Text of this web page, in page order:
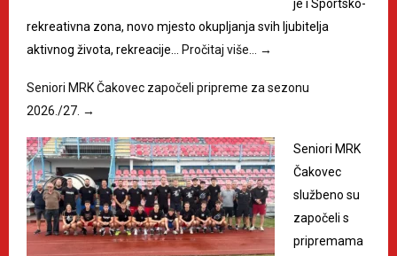
je i Sportsko-
rekreativna zona, novo mjesto okupljanja svih ljubitelja
aktivnog života, rekreacije… Pročitaj više… →
Seniori MRK Čakovec započeli pripreme za sezonu
2026./27. →
Seniori MRK
Čakovec
službeno su
započeli s
pripremama